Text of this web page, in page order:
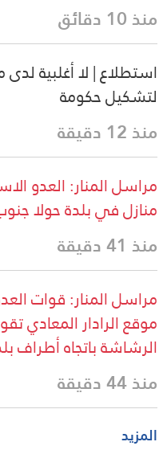
منذ 10 دقائق
استطلاع | لا أغلبية
لتشكيل حكومة
منذ 12 دقيقة
مراسل المنار: العدو
منازل في بلدة حولا
منذ 41 دقيقة
مراسل المنار: قوات
موقع الرادار المعادي
الرشاشة باتجاه أطراف
منذ 44 دقيقة
المزيد